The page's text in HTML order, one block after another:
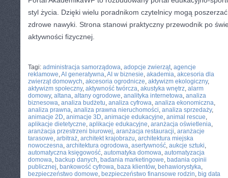
styl życia. Dzięki wielu poradnikom czytelnicy mogą
zdrowe nawyki. Strona stanowi praktyczny przewodnik po
aktywności fizycznej.
Tagi: administracja samorządowa, adopcje zwierząt, agencje
reklamowe,AI generatywna,AI w biznesie, akademia, akcesoria dla
zwierząt domowych, akcesoria ogrodnicze, aktywizm ekologiczny,
aktywizm społeczny, aktywność twórcza, akustyka wnętrz, alarm
domowy, altana, altany ogrodowe, analityka internetowa, analiza
biznesowa, analiza budżetu, analiza cyfrowa, analiza ekonomiczna,
analiza prawna, analiza prawna nieruchomości, analiza sprzedaży,
animacje 2D, animacje 3D, animacje edukacyjne, animal rescue,
aplikacje dietetyczne, aplikacje edukacyjne, aranżacja oświetlenia,
aranżacja przestrzeni biurowej, aranżacja restauracji, aranżacje
tarasowe, arbitraż, architekt krajobrazu, architektura miejska
nowoczesna, architektura ogrodowa, asertywność, aukcje sztuki,
automatyczna księgowość, automatyka domowa, automatyzacja
domowa, backup danych, badania marketingowe, badania opinii
publicznej, bankowość cyfrowa, baza klientów, behawiorystyka,
bezpieczeństwo domowe, bezpieczeństwo finansowe rodzin, big data